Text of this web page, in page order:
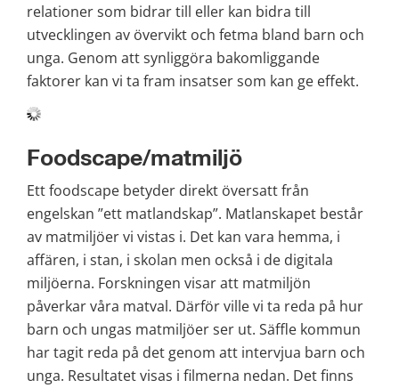
relationer som bidrar till eller kan bidra till
utvecklingen av övervikt och fetma bland barn och
unga. Genom att synliggöra bakomliggande
faktorer kan vi ta fram insatser som kan ge effekt.
Foodscape/matmiljö
Ett foodscape betyder direkt översatt från
engelskan ”ett matlandskap”. Matlanskapet består
av matmiljöer vi vistas i. Det kan vara hemma, i
affären, i stan, i skolan men också i de digitala
miljöerna. Forskningen visar att matmiljön
påverkar våra matval. Därför ville vi ta reda på hur
barn och ungas matmiljöer ser ut. Säffle kommun
har tagit reda på det genom att intervjua barn och
unga. Resultatet visas i filmerna nedan. Det finns